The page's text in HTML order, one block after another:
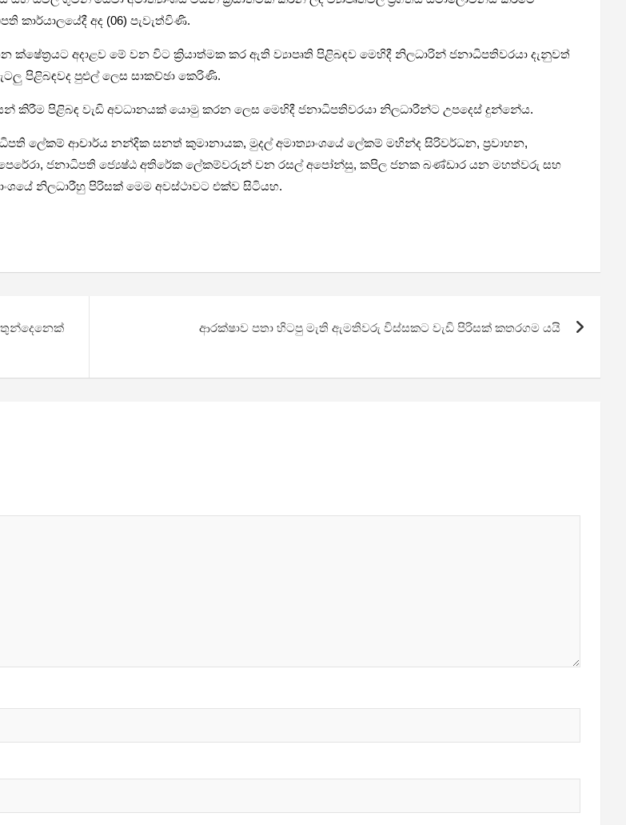
කාර්යාලයේදී අද (06) පැවැත්විණි.
ක්ෂේත්‍රයට අදාළව මේ වන විට ක්‍රියාත්මක කර ඇති ව්‍යාපෘති පිළිබඳව මෙහිදී නිලධාරින් ජනාධිපතිවරයා දැනුවත්
පිළිබඳවද පුළුල් ලෙස සාකච්ඡා කෙරිණි.
කිරීම පිළිබඳ වැඩි අවධානයක් යොමු කරන ලෙස මෙහිදී ජනාධිපතිවරයා නිලධාරීන්ට උපදෙස් දුන්නේය.
ලේකම් ආචාර්ය නන්දික සනත් කුමානායක, මුදල් අමාත්‍යාංශයේ ලේකම් මහින්ද සිරිවර්ධන, ප්‍රවාහන,
පෙරේරා, ජනාධිපති ජ්‍යෙෂ්ඨ අතිරේක ලේකම්වරුන් වන රසල් අපෝන්සු, කපිල ජනක බණ්ඩාර යන මහත්වරු සහ
නිලධාරීහු පිරිසක් මෙම අවස්ථාවට එක්ව සිටියහ.
තුන්දෙනෙක්
ආරක්ෂාව පතා හිටපු මැති ඇමතිවරු විස්සකට වැඩි පිරිසක් කතරගම යයි